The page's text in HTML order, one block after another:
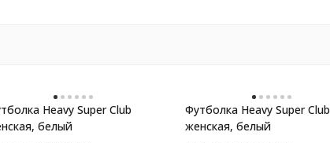
Heavy Super Club
белый
Футболка Heavy Super Club
женская, белый